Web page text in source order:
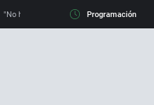
"No hay mafias, que no nos engañen":
Programación